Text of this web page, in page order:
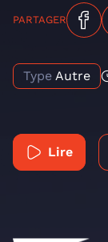
PARTAGER
Type Autre
Lire